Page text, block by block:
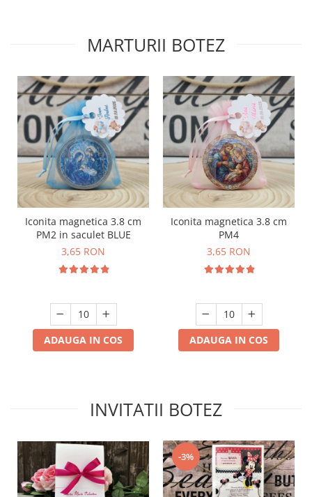
MARTURII BOTEZ
Iconita magnetica 3.8 cm
PM2 in saculet BLUE
3,65 RON
ADAUGA IN COS
Iconita magnetica 3.8 cm
PM4
3,65 RON
ADAUGA IN COS
INVITATII BOTEZ
-3%